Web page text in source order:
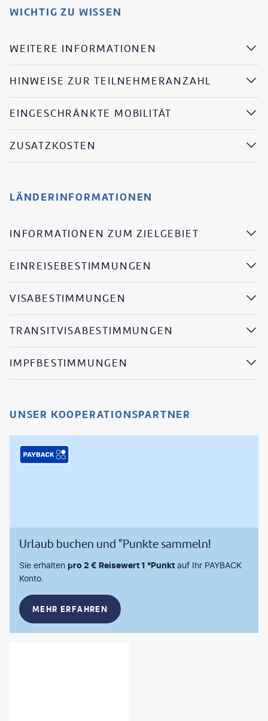
WICHTIG ZU WISSEN
WEITERE INFORMATIONEN
HINWEISE ZUR TEILNEHMERANZAHL
EINGESCHRÄNKTE MOBILITÄT
ZUSATZKOSTEN
LÄNDERINFORMATIONEN
INFORMATIONEN ZUM ZIELGEBIET
EINREISEBESTIMMUNGEN
VISABESTIMMUNGEN
TRANSITVISABESTIMMUNGEN
IMPFBESTIMMUNGEN
UNSER KOOPERATIONSPARTNER
Urlaub buchen und °Punkte sammeln!
Sie erhalten pro 2 € Reisewert 1 °Punkt auf Ihr PAYBACK
Konto.
MEHR ERFAHREN